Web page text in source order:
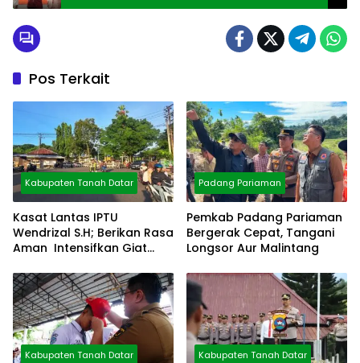
Pos Terkait
Kabupaten Tanah Datar
Kasat Lantas IPTU
Wendrizal S.H; Berikan Rasa
Aman Intensifkan Giat
Padang Pariaman
Pemkab Padang Pariaman
Bergerak Cepat, Tangani
Longsor Aur Malintang
Kabupaten Tanah Datar Kabupaten Tanah Datar